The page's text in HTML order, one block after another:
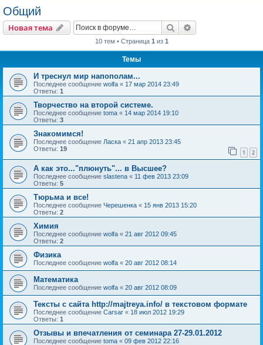
Общий
Новая тема Поиск
10 тем • Страница 1 из 1
Темы
И треснул мир напополам...
Последнее сообщение wolfa « 17 мар 2014 23:49
Ответы: 1
Творчество на второй системе.
Последнее сообщение toma « 14 мар 2014 19:10
Ответы: 3
Знакомимся!
Последнее сообщение Ласка « 21 апр 2013 23:45
Ответы: 19 1 2
А как это..."плюнуть"... в Высшее?
Последнее сообщение slastena « 11 фев 2013 23:09
Ответы: 5
Тюрьма и все!
Последнее сообщение Черешенка « 15 янв 2013 15:20
Ответы: 2
Химия
Последнее сообщение wolfa « 21 авг 2012 09:45
Ответы: 2
Физика
Последнее сообщение wolfa « 20 авг 2012 08:14
Математика
Последнее сообщение wolfa « 20 авг 2012 08:09
Тексты с сайта http://majtreya.info/ в текстовом формате
Последнее сообщение Carsar « 18 июл 2012 19:29
Ответы: 1
Отзывы и впечатления от семинара 27-29.01.2012
Последнее сообщение toma « 09 фев 2012 22:16